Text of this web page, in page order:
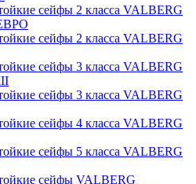
сейфы 2 класса VALBERG
сейфы 2 класса VALBERG
сейфы 3 класса VALBERG
сейфы 3 класса VALBERG
сейфы 4 класса VALBERG
сейфы 5 класса VALBERG
сейфы VALBERG